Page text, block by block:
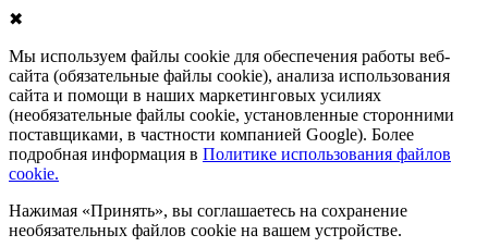
✖
Мы используем файлы cookie для обеспечения работы веб-
сайта (обязательные файлы cookie), анализа использования
сайта и помощи в наших маркетинговых усилиях
(необязательные файлы cookie, установленные сторонними
поставщиками, в частности компанией Google). Более
подробная информация в Политике использования файлов
cookie.
Нажимая «Принять», вы соглашаетесь на сохранение
необязательных файлов cookie на вашем устройстве.